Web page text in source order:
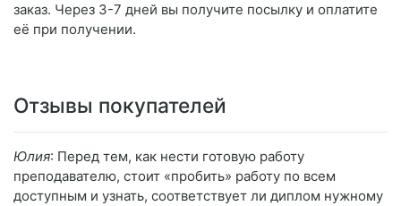
заказ. Через 3-7 дней вы получите посылку и оплатите
её при получении.
Отзывы покупателей
Юлия: Перед тем, как нести готовую работу
преподавателю, стоит «пробить» работу по всем
доступным и узнать, соответствует ли диплом нужному